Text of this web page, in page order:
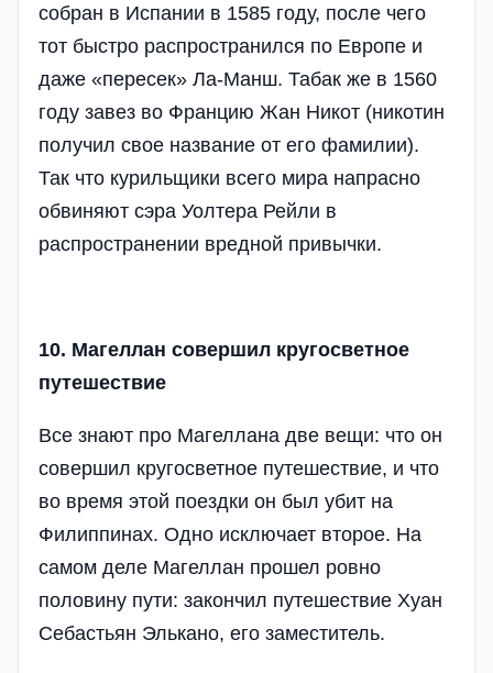
собран в Испании в 1585 году, после чего
тот быстро распространился по Европе и
даже «пересек» Ла-Манш. Табак же в 1560
году завез во Францию Жан Никот (никотин
получил свое название от его фамилии).
Так что курильщики всего мира напрасно
обвиняют сэра Уолтера Рейли в
распространении вредной привычки.
10. Магеллан совершил кругосветное
путешествие
Все знают про Магеллана две вещи: что он
совершил кругосветное путешествие, и что
во время этой поездки он был убит на
Филиппинах. Одно исключает второе. На
самом деле Магеллан прошел ровно
половину пути: закончил путешествие Хуан
Себастьян Элькано, его заместитель.